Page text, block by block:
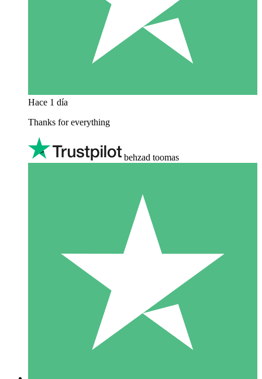
Hace 1 día
Thanks for everything
behzad toomas